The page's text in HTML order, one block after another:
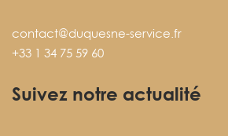
contact@duquesne-service.fr
+33 1 34 75 59 60
Suivez notre actualité